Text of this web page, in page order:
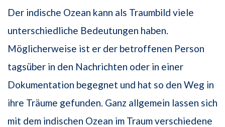
Der indische Ozean kann als Traumbild viele
unterschiedliche Bedeutungen haben.
Möglicherweise ist er der betroffenen Person
tagsüber in den Nachrichten oder in einer
Dokumentation begegnet und hat so den Weg in
ihre Träume gefunden. Ganz allgemein lassen sich
mit dem indischen Ozean im Traum verschiedene